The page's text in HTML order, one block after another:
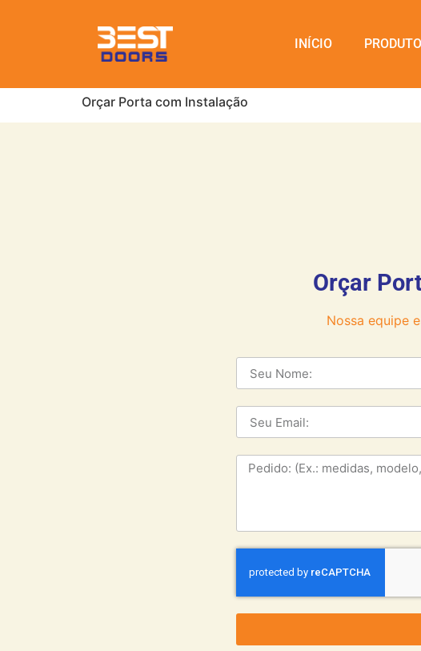
INÍCIO
Orçar Porta com Instalação
Orçar
Nossa equipe